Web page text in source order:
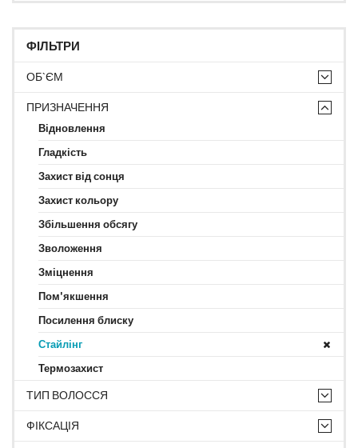
ФІЛЬТРИ
ОБ`ЄМ
ПРИЗНАЧЕННЯ
Відновлення
Гладкість
Захист від сонця
Захист кольору
Збільшення обсягу
Зволоження
Зміцнення
Пом'якшення
Посилення блиску
Стайлінг
Термозахист
ТИП ВОЛОССЯ
ФІКСАЦІЯ